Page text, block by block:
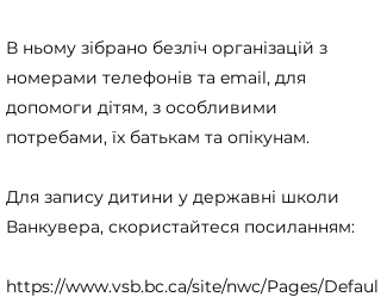
В ньому зібрано безліч організацій з
номерами телефонів та email, для
допомоги дітям, з особливими
потребами, їх батькам та опікунам.
Для запису дитини у державні школи
Ванкувера, скористайтеся посиланням:
https://www.vsb.bc.ca/site/nwc/Pages/Defaul